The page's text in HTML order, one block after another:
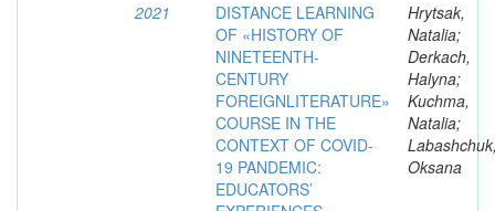
2021
DISTANCE LEARNING
OF «HISTORY OF
NINETEENTH-
CENTURY
FOREIGNLITERATURE»
COURSE IN THE
CONTEXT OF COVID-
19 PANDEMIC:
EDUCATORS’
Hrytsak,
Natalia;
Derkach,
Halyna;
Kuchma,
Natalia;
Oksana